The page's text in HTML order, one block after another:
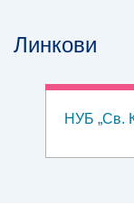
Линкови
НУБ „Св.